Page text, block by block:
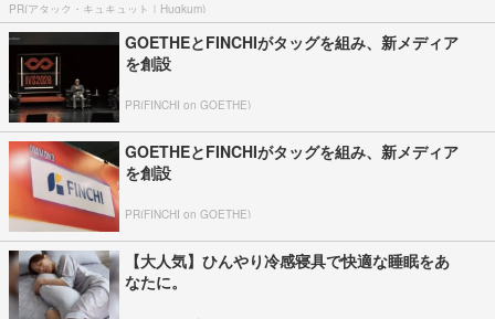
PR(アタック・キュキュット｜Hugkum)
GOETHEとFINCHIがタッグを組み、新メディア
を創設
PR(FINCHI on GOETHE)
GOETHEとFINCHIがタッグを組み、新メディア
を創設
PR(FINCHI on GOETHE)
【大人気】ひんやり冷感寝具で快適な睡眠をあ
なたに。